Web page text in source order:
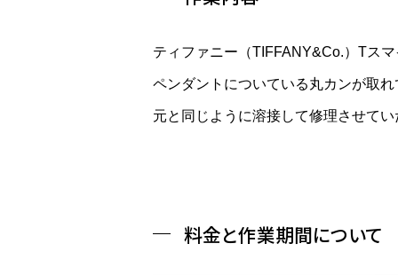
ティファニー（TIFFANY&Co.）Tス
ペンダントについている丸カンが取
元と同じように溶接して修理させて
料金と作業期間について